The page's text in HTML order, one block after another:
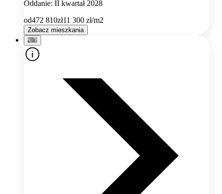
Oddanie: II kwartał 2028
od472 810zł11 300 zł/m2
Zobacz mieszkania